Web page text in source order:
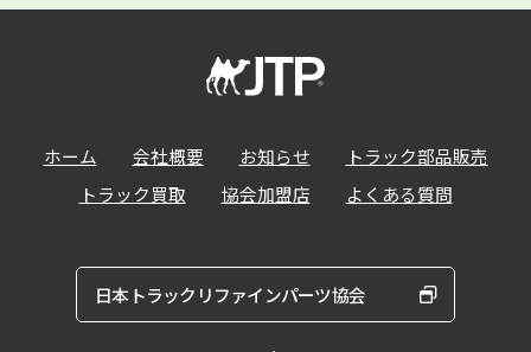
ホーム 会社概要 お知らせ
トラック部品販売
トラック買取
協会加盟店 よくある質問
日本トラックリファインパーツ協会